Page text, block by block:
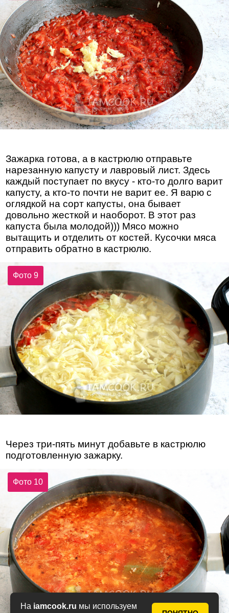
На iamcook.ru мы используем
Зажарка готова, а в кастрюлю отправьте
нарезанную капусту и лавровый лист. Здесь
каждый поступает по вкусу - кто-то долго варит
капусту, а кто-то почти не варит ее. Я варю с
оглядкой на сорт капусты, она бывает
довольно жесткой и наоборот. В этот раз
капуста была молодой))) Мясо можно
вытащить и отделить от костей. Кусочки мяса
отправить обратно в кастрюлю.
Фото 9
Через три-пять минут добавьте в кастрюлю
подготовленную зажарку.
Фото 10